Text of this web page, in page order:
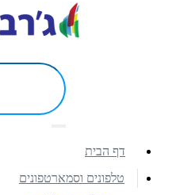
דף הבית
טלפונים וסמארטפונים